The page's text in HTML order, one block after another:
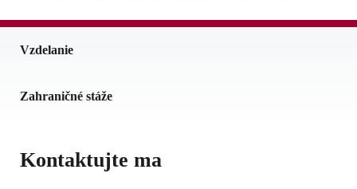
Vzdelanie
Zahraničné stáže
Kontaktujte ma